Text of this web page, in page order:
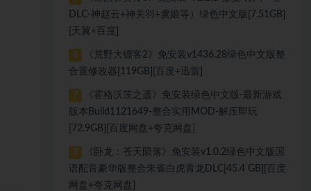
DLC-神赵云+神关羽+虞姬等）绿色中文版[7.51GB]
[天翼+百度]
6
《荒野大镖客2》免安装v1436.28绿色中文版整
合置修改器[119GB][百度+迅雷]
7
《霍格沃茨之遗》免安装绿色中文版-最新游戏
版本Build1121649-整合实用MOD-解压即玩
[72.9GB][百度网盘+夸克网盘]
8
《卧龙：苍天陨落》免安装v1.0.2绿色中文版国
语配音豪华版整合朱雀白虎青龙DLC[45.4 GB][百度
网盘+夸克网盘]